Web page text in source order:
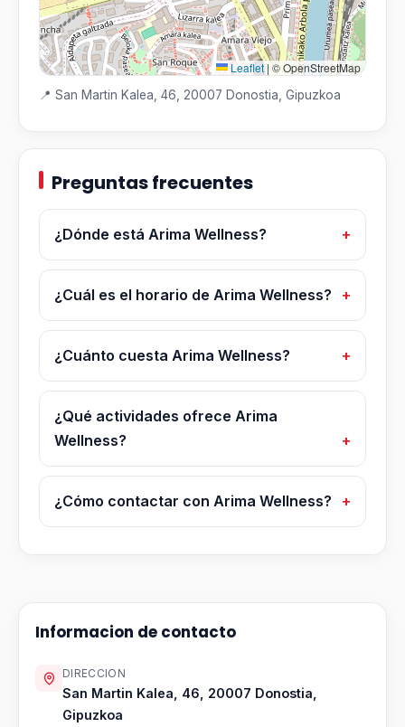
Leaflet |© OpenStreetMap
📍 San Martin Kalea, 46, 20007 Donostia, Gipuzkoa
Preguntas frecuentes
¿Dónde está Arima Wellness?
¿Cuál es el horario de Arima Wellness?
¿Cuánto cuesta Arima Wellness?
¿Qué actividades ofrece Arima
Wellness?
¿Cómo contactar con Arima Wellness?
Informacion de contacto
DIRECCION
San Martin Kalea, 46, 20007 Donostia,
Gipuzkoa